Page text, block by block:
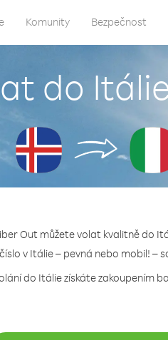
Komunity Bezpečnost
do
Out můžete volat kvalitně do
v Itálie – pevná nebo mobil! –
do Itálie získáte zakoupením